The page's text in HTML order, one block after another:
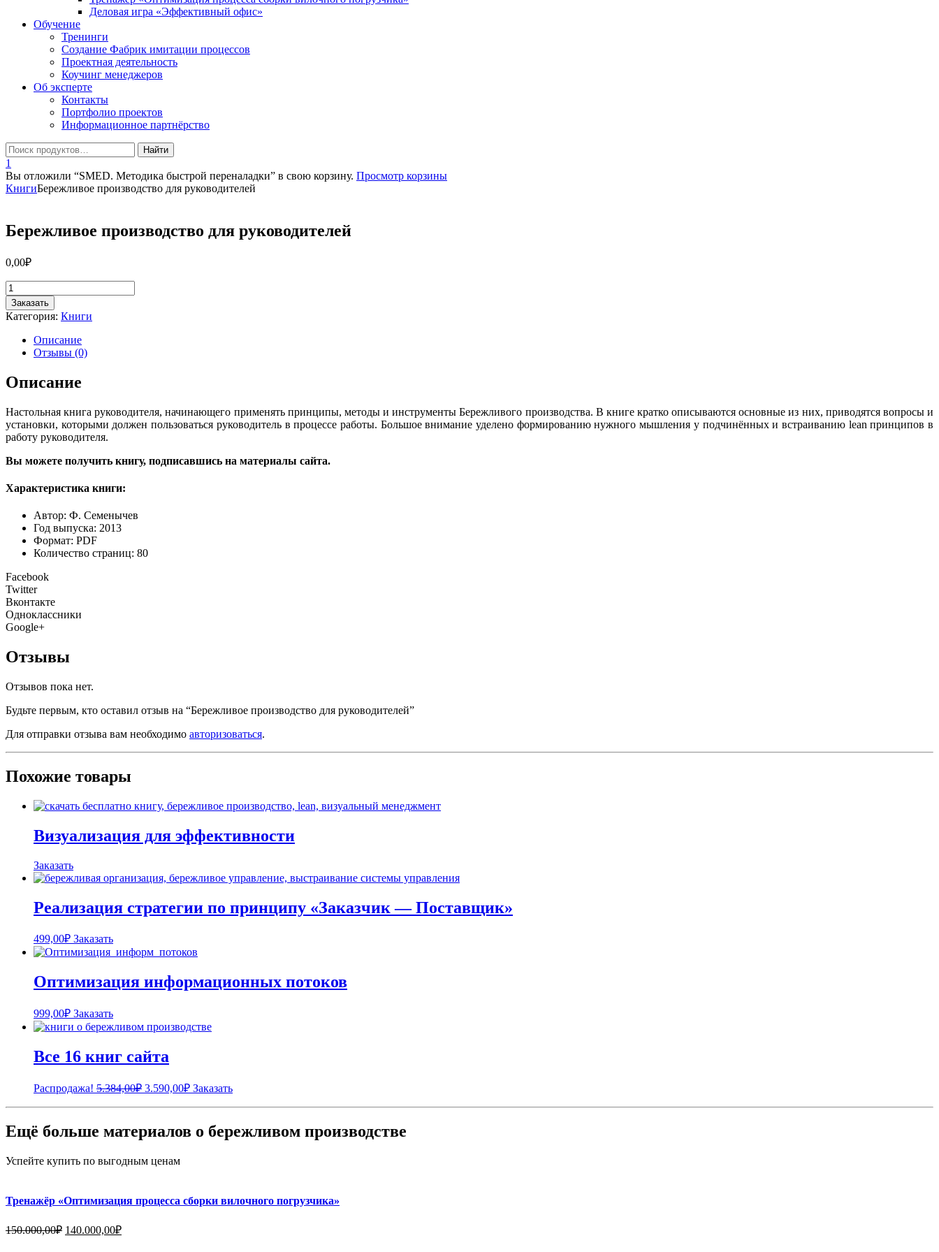
Деловая игра «Эффективный офис»
Обучение
Тренинги
Создание Фабрик имитации процессов
Проектная деятельность
Коучинг менеджеров
Об эксперте
Контакты
Портфолио проектов
Информационное партнёрство
1
Вы отложили “SMED. Методика быстрой переналадки” в свою корзину. Просмотр корзины
КнигиБережливое производство для руководителей
Бережливое производство для руководителей
0,00₽
Количество
товара
Бережливое
производство
руководителей
Заказать
Категория: Книги
Описание
Отзывы (0)
Описание
Настольная книга руководителя, начинающего применять принципы, методы и инструменты Бережливого производства. В книге кратко описываются основные из них, приводятся вопросы и
установки, которыми должен пользоваться руководитель в процессе работы. Большое внимание уделено формированию нужного мышления у подчинённых и встраиванию lean принципов в
работу руководителя.
Вы можете получить книгу, подписавшись на материалы сайта.
Характеристика книги:
Автор: Ф. Семенычев
Год выпуска: 2013
Формат: PDF
Количество страниц: 80
Facebook
Twitter
Вконтакте
Одноклассники
Google+
Отзывы
Отзывов пока нет.
Будьте первым, кто оставил отзыв на “Бережливое производство для руководителей”
Для отправки отзыва вам необходимо авторизоваться.
Похожие товары
Визуализация для эффективности
Заказать
Реализация стратегии по принципу «Заказчик — Поставщик»
499,00₽ Заказать
Оптимизация информационных потоков
999,00₽ Заказать
Все 16 книг сайта
Распродажа! 5.384,00₽ Первоначальная
составляла
3.590,00₽Текущая
Заказать
Ещё больше материалов о бережливом производстве
Успейте купить по выгодным ценам
Тренажёр «Оптимизация процесса сборки вилочного погрузчика»
150.000,00₽ Первоначальная
140.000,00₽Текущая